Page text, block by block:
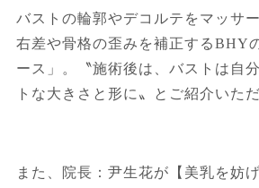
バストの輪郭やデコルテをマッサ
右差や骨格の歪みを補正するBHY
ース」。〝施術後は、バストは自
トな大きさと形に〟とご紹介いた
また、院長：尹生花が【美乳を妨